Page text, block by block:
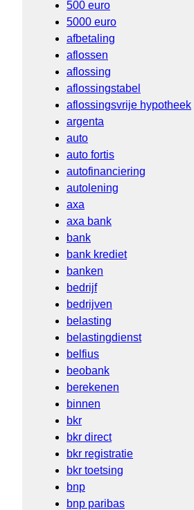
500 euro
5000 euro
afbetaling
aflossen
aflossing
aflossingstabel
aflossingsvrije hypotheek
argenta
auto
auto fortis
autofinanciering
autolening
axa
axa bank
bank
bank krediet
banken
bedrijf
bedrijven
belasting
belastingdienst
belfius
beobank
berekenen
binnen
bkr
bkr direct
bkr registratie
bkr toetsing
bnp
bnp paribas